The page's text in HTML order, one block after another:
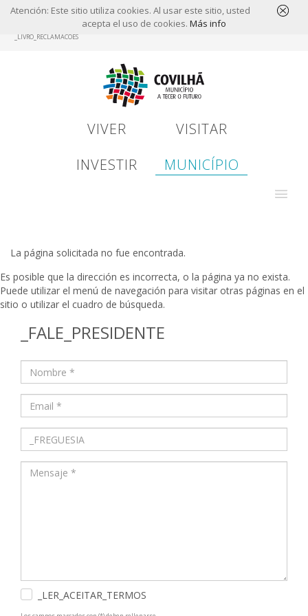
Atención: Este sitio utiliza cookies. Al usar este sitio, usted
acepta el uso de cookies. Más info
_LIVRO_RECLAMACOES
VIVER
VISITAR
INVESTIR
MUNICÍPIO
La página solicitada no fue encontrada.
Es posible que la dirección es incorrecta, o la página ya no exista.
Puede utilizar el menú de navegación para visitar otras páginas en el
sitio o utilizar el cuadro de búsqueda.
_FALE_PRESIDENTE
_LER_ACEITAR_TERMOS